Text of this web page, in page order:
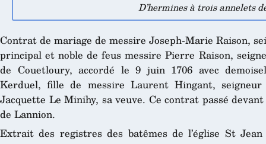
D’hermines à trois annelets
Contrat de mariage de messire Joseph-Marie Raison,
principal et noble de feus messire Pierre Raison,
de Couetloury, accordé le 9 juin 1706 avec
Kerduel, fille de messire Laurent Hingant,
Jacquette Le Minihy, sa veuve. Ce contrat passé
de Lannion.
Extrait des registres des batêmes de l’église St